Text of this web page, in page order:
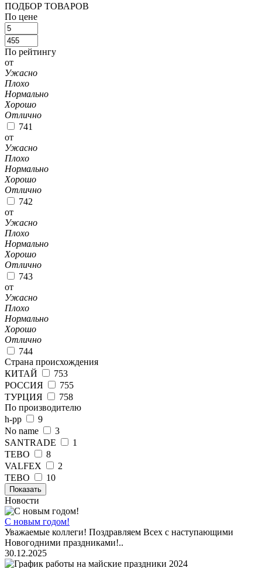
ПОДБОР ТОВАРОВ
По цене
По рейтингу
от
Ужасно
Плохо
Нормально
Хорошо
Отлично
741
от
Ужасно
Плохо
Нормально
Хорошо
Отлично
742
от
Ужасно
Плохо
Нормально
Хорошо
Отлично
743
от
Ужасно
Плохо
Нормально
Хорошо
Отлично
744
Страна происхождения
КИТАЙ
753
РОССИЯ
755
ТУРЦИЯ
758
По производителю
h-pp
9
No name
3
SANTRADE
1
TEBO
8
VALFEX
2
ТЕВО
10
Показать
Новости
С новым годом!
Уважаемые коллеги! Поздравляем Всех с наступающими
Новогодними праздниками!..
30.12.2025